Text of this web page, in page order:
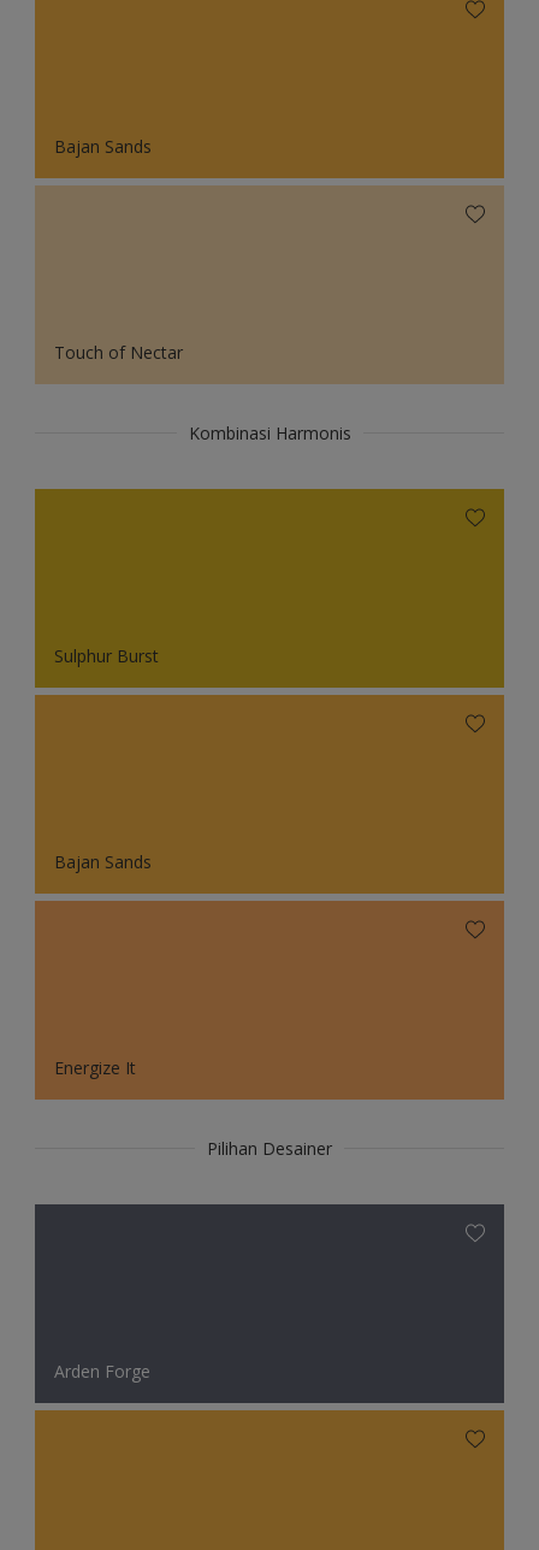
Bajan Sands
Touch of Nectar
Kombinasi Harmonis
Sulphur Burst
Bajan Sands
Energize It
Pilihan Desainer
Arden Forge